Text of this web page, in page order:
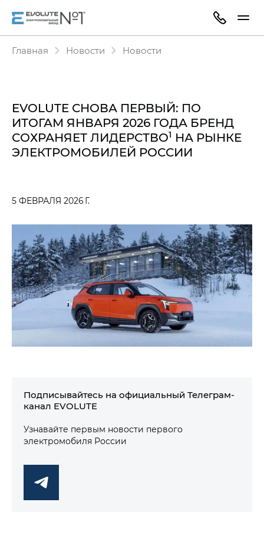
Главная Новости Новости
EVOLUTE СНОВА ПЕРВЫЙ: ПО
ИТОГАМ ЯНВАРЯ 2026 ГОДА БРЕНД
СОХРАНЯЕТ ЛИДЕРСТВО1 НА РЫНКЕ
ЭЛЕКТРОМОБИЛЕЙ РОССИИ
5 ФЕВРАЛЯ 2026 Г.
Подписывайтесь на официальный Телеграм-
канал EVOLUTE
Узнавайте первым новости первого
электромобиля России